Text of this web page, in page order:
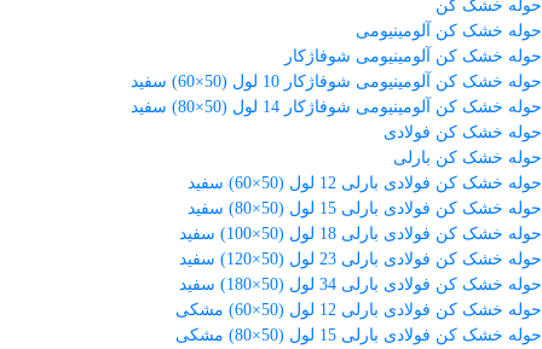
حوله خشک کن
حوله خشک کن آلومینیومی
حوله خشک کن آلومینیومی شوفاژکار
حوله خشک کن آلومینیومی شوفاژکار 10 لول (50×60) سفید
حوله خشک کن آلومینیومی شوفاژکار 14 لول (50×80) سفید
حوله خشک کن فولادی
حوله خشک کن بارلی
حوله خشک کن فولادی بارلی 12 لول (50×60) سفید
حوله خشک کن فولادی بارلی 15 لول (50×80) سفید
حوله خشک کن فولادی بارلی 18 لول (50×100) سفید
حوله خشک کن فولادی بارلی 23 لول (50×120) سفید
حوله خشک کن فولادی بارلی 34 لول (50×180) سفید
حوله خشک کن فولادی بارلی 12 لول (50×60) مشکی
حوله خشک کن فولادی بارلی 15 لول (50×80) مشکی